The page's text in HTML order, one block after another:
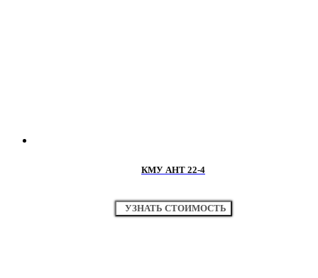
КМУ АНТ 22-4
УЗНАТЬ СТОИМОСТЬ